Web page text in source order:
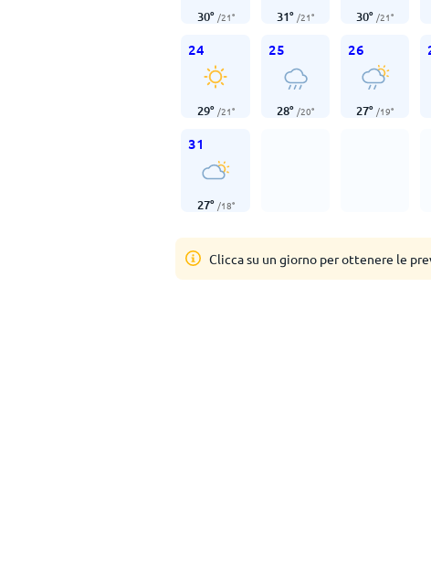
30° /21° 31° /21° 30° /21°
24
29° /21°
25
28° /20°
26
27° /19°
31
27° /18°
Clicca su un giorno per ottenere le